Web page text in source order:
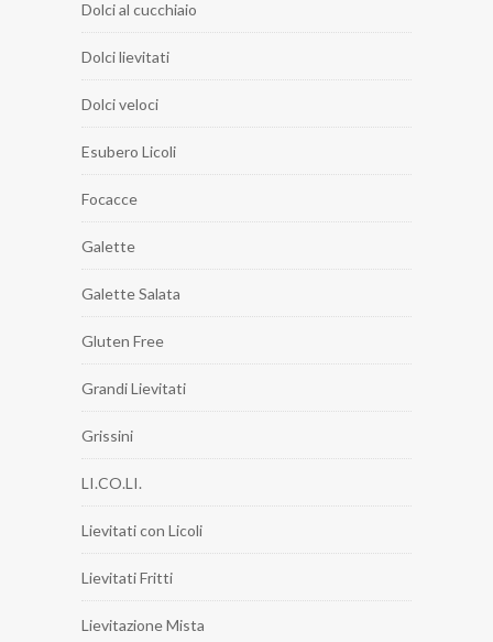
Dolci al cucchiaio
Dolci lievitati
Dolci veloci
Esubero Licoli
Focacce
Galette
Galette Salata
Gluten Free
Grandi Lievitati
Grissini
LI.CO.LI.
Lievitati con Licoli
Lievitati Fritti
Lievitazione Mista